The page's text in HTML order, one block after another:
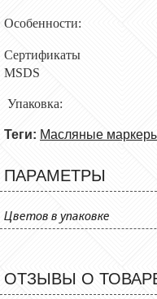
MSDS
Теги: Масляные
ПАРАМЕТРЫ
Цветов в упаковке
ОТЗЫВЫ О